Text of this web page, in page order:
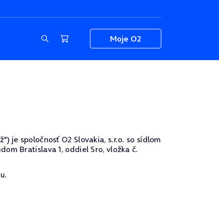
Moje O2
je spoločnosť O2 Slovakia, s.r.o. so sídlom
Bratislava 1, oddiel Sro, vložka č.